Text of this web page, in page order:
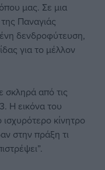
μας. Σε μια
Παναγιάς
δενδροφύτευση,
για το μέλλον
σκληρά από τις
Η εικόνα του
κίνητρο
στην πράξη τι